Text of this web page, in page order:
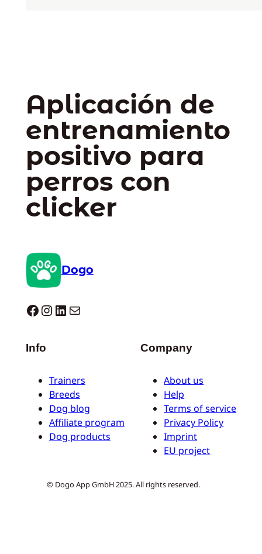
Aplicación de
entrenamiento
positivo para
perros con
clicker
Dogo
Dogo facebook InstagramLinkedIn Correo electrónico
Info
Trainers
Breeds
Dog blog
Affiliate program
Dog products
Company
About us
Help
Terms of service
Privacy Policy
Imprint
EU project
© Dogo App GmbH 2025. All rights reserved.